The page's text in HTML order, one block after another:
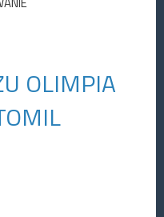
OLIMPIA